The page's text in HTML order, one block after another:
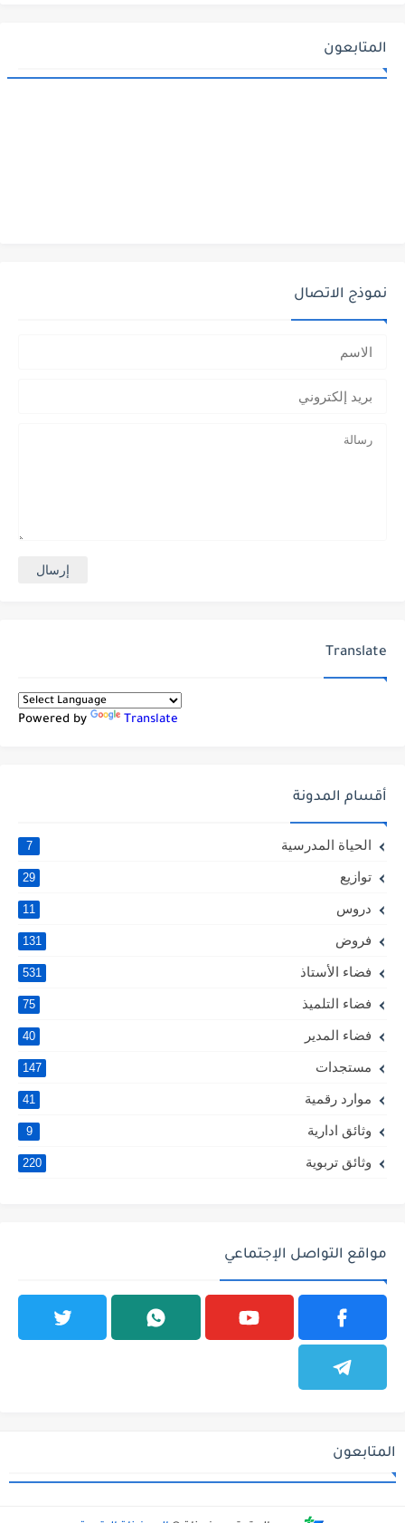
المتابعون
نموذج الاتصال
Translate
Powered by Translate
أقسام المدونة
الحياة المدرسية 7
توازيع 29
دروس 11
فروض 131
فضاء الأستاذ 531
فضاء التلميذ 75
فضاء المدير 40
مستجدات 147
موارد رقمية 41
وثائق ادارية 9
وثائق تربوية 220
مواقع التواصل الإجتماعي
المتابعون